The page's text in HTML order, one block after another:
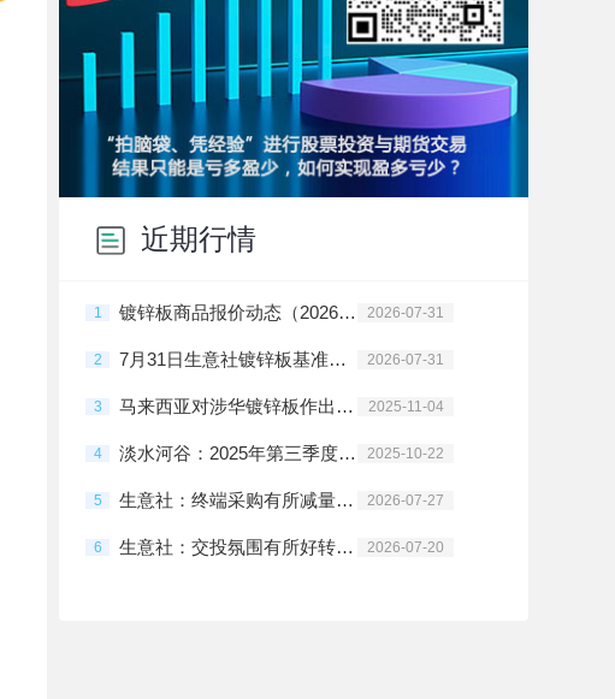
近期行情
1 镀锌板商品报价动态（2026-07-31） 2026-07-31
2 7月31日生意社镀锌板基准价为4120.00元/吨 2026-07-31
3 马来西亚对涉华镀锌板作出反倾销终裁 2025-11-04
4 淡水河谷：2025年第三季度铁矿产量增长4% 2025-10-22
5 生意社：终端采购有所减量 镀锌板行情小幅下跌 2026-07-27
6 生意社：交投氛围有所好转 镀锌板卷小幅上涨 2026-07-20